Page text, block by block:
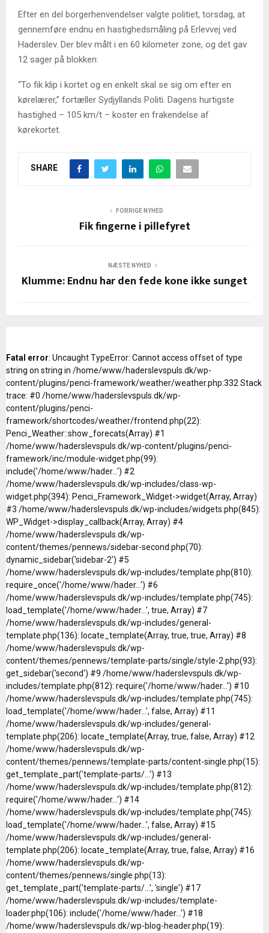
Efter en del borgerhenvendelser valgte politiet, torsdag, at
gennemføre endnu en hastighedsmåling på Erlevvej ved
Haderslev. Der blev målt i en 60 kilometer zone, og det gav
12 sager på blokken:
“To fik klip i kortet og en enkelt skal se sig om efter en
kørelærer,” fortæller Sydjyllands Politi. Dagens hurtigste
hastighed – 105 km/t – koster en frakendelse af
kørekortet.
SHARE
FORRIGE NYHED
Fik fingerne i pillefyret
NÆSTE NYHED
Klumme: Endnu har den fede kone ikke sunget
Fatal error: Uncaught TypeError: Cannot access offset of type
string on string in /home/www/haderslevspuls.dk/wp-
content/plugins/penci-framework/weather/weather.php:332 Stack
trace: #0 /home/www/haderslevspuls.dk/wp-
content/plugins/penci-
framework/shortcodes/weather/frontend.php(22):
Penci_Weather::show_forecats(Array) #1
/home/www/haderslevspuls.dk/wp-content/plugins/penci-
framework/inc/module-widget.php(99):
include('/home/www/hader...') #2
/home/www/haderslevspuls.dk/wp-includes/class-wp-
widget.php(394): Penci_Framework_Widget->widget(Array, Array)
#3 /home/www/haderslevspuls.dk/wp-includes/widgets.php(845):
WP_Widget->display_callback(Array, Array) #4
/home/www/haderslevspuls.dk/wp-
content/themes/pennews/sidebar-second.php(70):
dynamic_sidebar('sidebar-2') #5
/home/www/haderslevspuls.dk/wp-includes/template.php(810):
require_once('/home/www/hader...') #6
/home/www/haderslevspuls.dk/wp-includes/template.php(745):
load_template('/home/www/hader...', true, Array) #7
/home/www/haderslevspuls.dk/wp-includes/general-
template.php(136): locate_template(Array, true, true, Array) #8
/home/www/haderslevspuls.dk/wp-
content/themes/pennews/template-parts/single/style-2.php(93):
get_sidebar('second') #9 /home/www/haderslevspuls.dk/wp-
includes/template.php(812): require('/home/www/hader...') #10
/home/www/haderslevspuls.dk/wp-includes/template.php(745):
load_template('/home/www/hader...', false, Array) #11
/home/www/haderslevspuls.dk/wp-includes/general-
template.php(206): locate_template(Array, true, false, Array) #12
/home/www/haderslevspuls.dk/wp-
content/themes/pennews/template-parts/content-single.php(15):
get_template_part('template-parts/...') #13
/home/www/haderslevspuls.dk/wp-includes/template.php(812):
require('/home/www/hader...') #14
/home/www/haderslevspuls.dk/wp-includes/template.php(745):
load_template('/home/www/hader...', false, Array) #15
/home/www/haderslevspuls.dk/wp-includes/general-
template.php(206): locate_template(Array, true, false, Array) #16
/home/www/haderslevspuls.dk/wp-
content/themes/pennews/single.php(13):
get_template_part('template-parts/...', 'single') #17
/home/www/haderslevspuls.dk/wp-includes/template-
loader.php(106): include('/home/www/hader...') #18
/home/www/haderslevspuls.dk/wp-blog-header.php(19):